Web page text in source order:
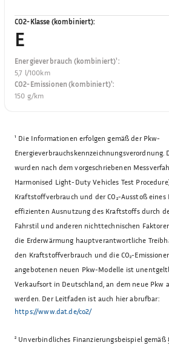
CO2-Klasse (kombiniert):
E
Energieverbrauch (kombiniert)¹:
5,7 l/100km
CO2-Emissionen (kombiniert)¹:
150 g/km
¹ Die Informationen erfolgen gemäß der Pkw-
Energieverbrauchskennzeichnungsverordnung.
wurden nach dem vorgeschriebenen
Harmonised Light-Duty Vehicles Test
Kraftstoffverbrauch und der CO₂-Ausstoß
effizienten Ausnutzung des Kraftstoffs durch
Fahrstil und anderen nichttechnischen
die Erderwärmung hauptverantwortliche
den Kraftstoffverbrauch und die CO₂-
angebotenen neuen Pkw-Modelle ist
Verkaufsort in Deutschland, an dem neue Pkw
werden. Der Leitfaden ist auch hier abrufbar:
https://www.dat.de/co2/
² Unverbindliches Finanzierungsbeispiel gemäß